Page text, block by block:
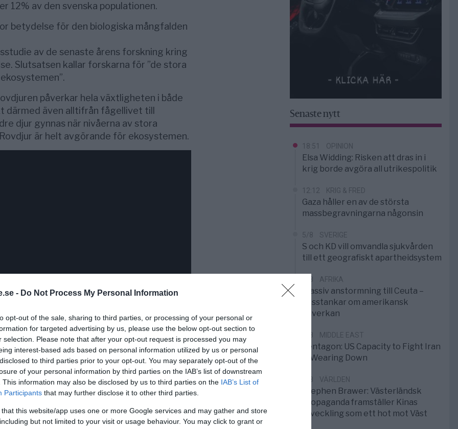
- Do Not Process My Personal Information
opt-out of the sale, sharing to third parties, or processing of your personal or
for targeted advertising by us, please use the below opt-out section to
selection. Please note that after your opt-out request is processed you may
interest-based ads based on personal information utilized by us or personal
to third parties prior to your opt-out. You may separately opt-out of the
of your personal information by third parties on the IAB’s list of downstream
This information may also be disclosed by us to third parties on the IAB’s List of
Participants that may further disclose it to other third parties.
that this website/app uses one or more Google services and may gather and store
but not limited to your visit or usage behaviour. You may click to grant or
12% av den svenska populationen.
betydelse för den biologiska mångfalden
av de senaste årens forskning kring
Slutsatsen kallar forskarna för ”de stora
påverkar hela växtligheten i både
därmed även alltifrån fågellivet till
djur gynnas när nivåerna av stora
är helt avgörande för ekosystemen.
300-400 djur höga protester med
möjligheter att jaga, leva på landsbygd
hjortdjur, som bland annat försvårar
stora skador i jordbruket och i
årligen, svåra trafikolyckor med en
Senaste nytt
18:51 OPINION
Elsa Widding: Risken att dras in i
krig borde avgöra all utrikespolitik
12:12 KRIG & FRED
Gaza håller en av de största
massbegravningarna någonsin
5/8 SVERIGE
S och KD vill omvandla sjukvården
till ett geografiskt apartheidsystem
3/8 AFRIKA
Massiv anstormning till Ceuta –
Misstankar om amerikansk
påverkan
2/8 MIDDLE EAST
Pentagon: US Capacity to Fight Iran
is Wearing Down
1/8 VÄRLDEN
Stephen Brawer: Västerländsk
propaganda framställer Kinas
utveckling som ett hot mot Väst